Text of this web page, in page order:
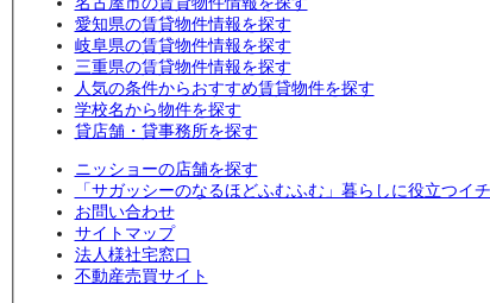
愛知県の賃貸物件情報を探す
岐阜県の賃貸物件情報を探す
三重県の賃貸物件情報を探す
人気の条件からおすすめ賃貸物件を探す
学校名から物件を探す
貸店舗・貸事務所を探す
ニッショーの店舗を探す
「サガッシーのなるほどふむふむ」暮らしに役立つイ
お問い合わせ
サイトマップ
法人様社宅窓口
不動産売買サイト